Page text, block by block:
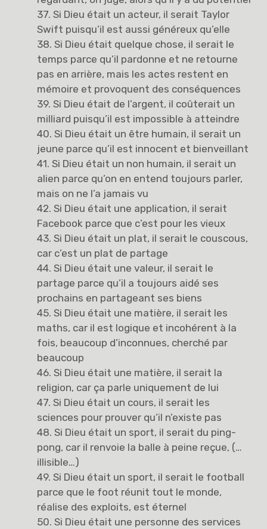
37. Si Dieu était un acteur, il serait Taylor
Swift puisqu’il est aussi généreux qu’elle
38. Si Dieu était quelque chose, il serait le
temps parce qu’il pardonne et ne retourne
pas en arrière, mais les actes restent en
mémoire et provoquent des conséquences
39. Si Dieu était de l’argent, il coûterait un
milliard puisqu’il est impossible à atteindre
40. Si Dieu était un être humain, il serait un
jeune parce qu’il est innocent et bienveillant
41. Si Dieu était un non humain, il serait un
alien parce qu’on en entend toujours parler,
mais on ne l’a jamais vu
42. Si Dieu était une application, il serait
Facebook parce que c’est pour les vieux
43. Si Dieu était un plat, il serait le couscous,
car c’est un plat de partage
44. Si Dieu était une valeur, il serait le
partage parce qu’il a toujours aidé ses
prochains en partageant ses biens
45. Si Dieu était une matière, il serait les
maths, car il est logique et incohérent à la
fois, beaucoup d’inconnues, cherché par
beaucoup
46. Si Dieu était une matière, il serait la
religion, car ça parle uniquement de lui
47. Si Dieu était un cours, il serait les
sciences pour prouver qu’il n’existe pas
48. Si Dieu était un sport, il serait du ping-
pong, car il renvoie la balle à peine reçue, (…
illisible…)
49. Si Dieu était un sport, il serait le football
parce que le foot réunit tout le monde,
réalise des exploits, est éternel
50. Si Dieu était une personne des services